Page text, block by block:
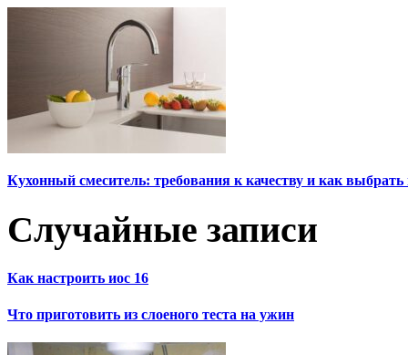
Кухонный смеситель: требования к качеству и как
Случайные записи
Как настроить иос 16
Что приготовить из слоеного теста на ужин